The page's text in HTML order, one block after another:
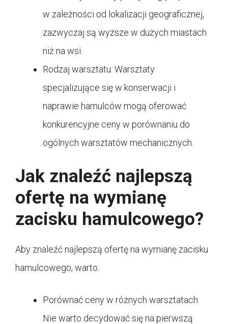
w zależności od lokalizacji geograficznej,
zazwyczaj są wyższe w dużych miastach
niż na wsi.
Rodzaj warsztatu: Warsztaty
specjalizujące się w konserwacji i
naprawie hamulców mogą oferować
konkurencyjne ceny w porównaniu do
ogólnych warsztatów mechanicznych.
Jak znaleźć najlepszą
ofertę na wymianę
zacisku hamulcowego?
Aby znaleźć najlepszą ofertę na wymianę zacisku
hamulcowego, warto:
Porównać ceny w różnych warsztatach:
Nie warto decydować się na pierwszą